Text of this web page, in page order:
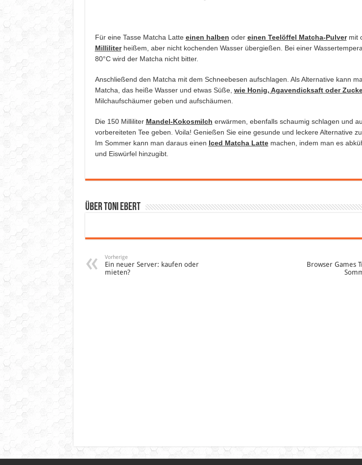
Für eine Tasse Matcha Latte einen halben oder einen Teelöffel Matcha-Pulvermit
Milliliterheißem, aber nicht kochenden Wasser übergießen. Bei einer
80°C wird der Matcha nicht bitter.
Anschließend den Matcha mit dem Schneebesen aufschlagen. Als Alternative kann
Matcha, das heiße Wasser und etwas Süße, wie Honig, Agavendicksaft oder
Milchaufschäumer geben und aufschäumen.
Die 150 Milliliter Mandel-Kokosmilch erwärmen, ebenfalls schaumig schlagen und
vorbereiteten Tee geben. Voila! Genießen Sie eine gesunde und leckere Alternative
Im Sommer kann man daraus einen Iced Matcha Lattemachen, indem man es
und Eiswürfel hinzugibt.
Über Toni Ebert
Vorherige
Ein neuer Server: kaufen oder
mieten?
Browser Games